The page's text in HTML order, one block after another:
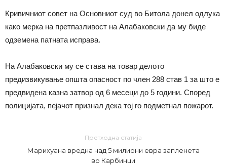
Кривичниот совет на Основниот суд во Битола донел одлука
како мерка на претпазливост на Алабаковски да му биде
одземена патната исправа.
На Алабаковски му се става на товар делото
предизвикување општа опасност по член 288 став 1 за што е
предвидена казна затвор од 6 месеци до 5 години. Според
полицијата, пејачот признал дека тој го подметнал пожарот.
Претходна статија
Марихуана вредна над 5 милиони евра запленета
во Карбинци